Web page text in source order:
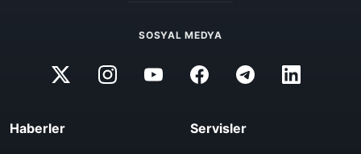
SOSYAL MEDYA
Haberler Servisler